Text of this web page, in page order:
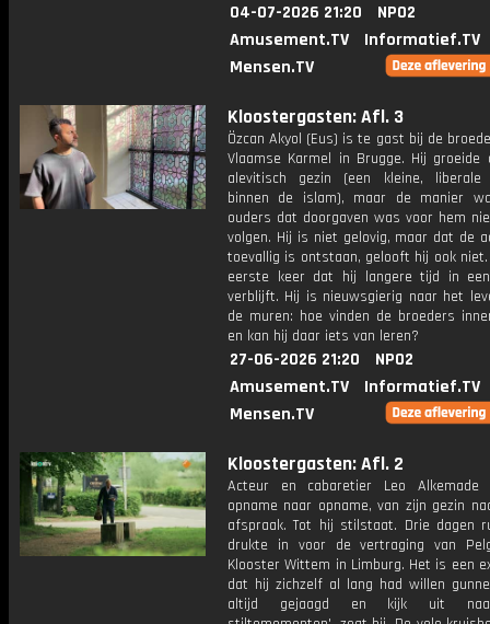
04-07-2026 21:20
NPO2
Amusement.TV
Informatief.TV
Mensen.TV
Kloostergasten: Afl. 3
Özcan Akyol (Eus) is te gast bij de
Vlaamse Karmel in Brugge. Hij groeide
alevitisch gezin (een kleine, liberale
binnen de islam), maar de manier
ouders dat doorgaven was voor hem
volgen. Hij is niet gelovig, maar dat de
toevallig is ontstaan, gelooft hij ook
eerste keer dat hij langere tijd in
verblijft. Hij is nieuwsgierig naar het
de muren: hoe vinden de broeders
en kan hij daar iets van leren?
27-06-2026 21:20
NPO2
Amusement.TV
Informatief.TV
Mensen.TV
Kloostergasten: Afl. 2
Acteur en cabaretier Leo
opname naar opname, van zijn gezin
afspraak. Tot hij stilstaat. Drie dagen
drukte in voor de vertraging van
Klooster Wittem in Limburg. Het is een
dat hij zichzelf al lang had willen
altijd gejaagd en kijk uit